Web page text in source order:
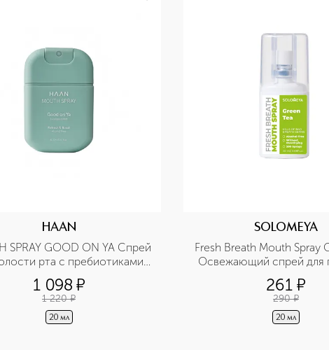
HAAN
SPRAY GOOD ON YA Спрей
рта с пребиотиками
1 098 ¤
1 220 ¤
20 мл
SOLOMEYA
Fresh Breath Mouth Spray
Освежающий спрей для
261 ¤
290 ¤
20 мл